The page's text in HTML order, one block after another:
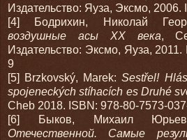
Издательство: Яуза, Эксмо,
[4] Бодрихин, Николай
воздушные асы XX века,
Издательство: Эксмо, Яуза,
9
[5] Brzkovský, Marek:Sestřel!
spojeneckých stíhacích es Druhé
Cheb 2018. ISBN: 978-80-7573-
[6] Быков, Михаил
Отечественной. Самые